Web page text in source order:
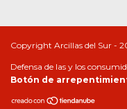
Copyright Arcillas del Sur -
Defensa de las y los
Botón de